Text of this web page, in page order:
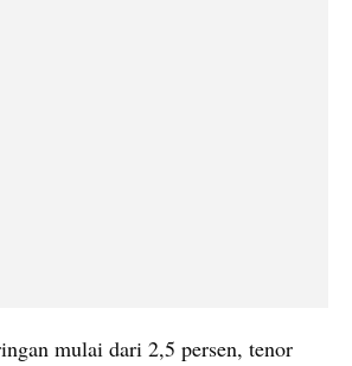
mulai dari 2,5 persen, tenor